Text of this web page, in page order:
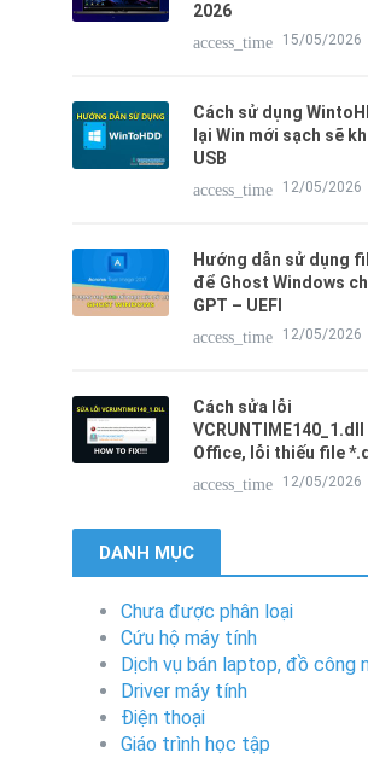
2026
access_time
15/05/2026
Cách sử dụng
lại Win mới sạch sẽ
USB
access_time
12/05/2026
Hướng dẫn sử dụng
để Ghost Windows
GPT – UEFI
access_time
12/05/2026
Cách sửa lỗi
Office, lỗi thiếu file
access_time
12/05/2026
DANH MỤC
Chưa được phân loại
Cứu hộ máy tính
Dịch vụ bán laptop, đồ công
Driver máy tính
Điện thoại
Giáo trình học tập